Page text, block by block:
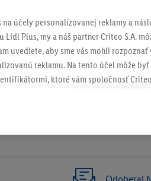
účely personalizovanej reklamy a
Lidl Plus, my a náš partner Criteo S.A.
uvediete, aby sme vás mohli
reklamu. Na tento účel môže
ktoré vám spoločnosť
nie jeho zakúpením), sa môžu
možno priradiť niekoľko koncových
e-mailovej adresy a prípadne